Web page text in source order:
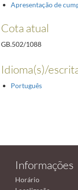
Apresentação de
Cota atual
GB.502/1088
Idioma(s)/
Português
Informações
Horário